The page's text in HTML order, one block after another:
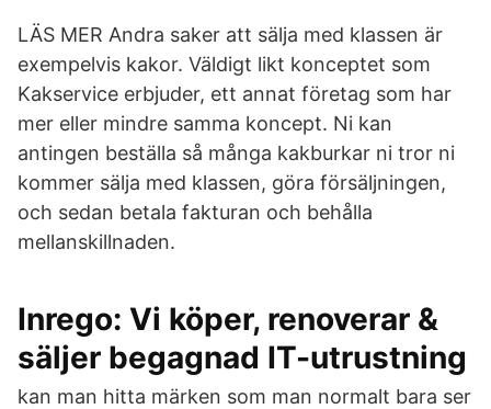
LÄS MER Andra saker att sälja med klassen är
exempelvis kakor. Väldigt likt konceptet som
Kakservice erbjuder, ett annat företag som har
mer eller mindre samma koncept. Ni kan
antingen beställa så många kakburkar ni tror ni
kommer sälja med klassen, göra försäljningen,
och sedan betala fakturan och behålla
mellanskillnaden.
Inrego: Vi köper, renoverar &
säljer begagnad IT-utrustning
kan man hitta märken som man normalt bara ser